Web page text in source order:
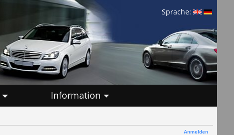
Sprache:
Information
Anmelden